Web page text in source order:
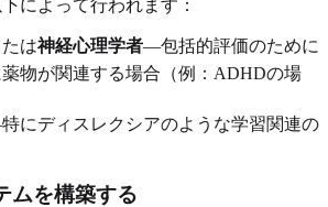
によって行われます：
たは神経心理学者—包括的評価のために
物が関連する場合（例：ADHDの場
にディスレクシアのような学習関連の
ムを構築する